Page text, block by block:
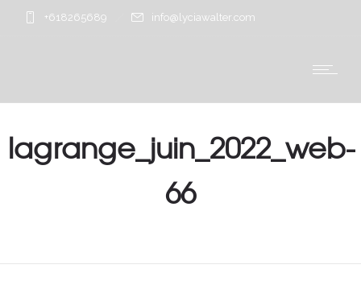
+618265689 info@lyciawalter.com
lagrange_juin_2022_web-
66